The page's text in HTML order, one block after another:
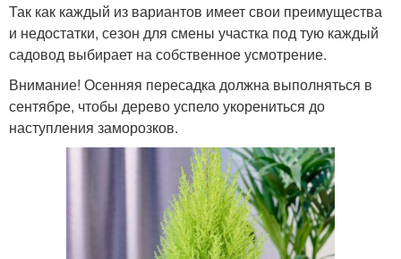
Так как каждый из вариантов имеет свои преимущества
и недостатки, сезон для смены участка под тую каждый
садовод выбирает на собственное усмотрение.
Внимание! Осенняя пересадка должна выполняться в
сентябре, чтобы дерево успело укорениться до
наступления заморозков.